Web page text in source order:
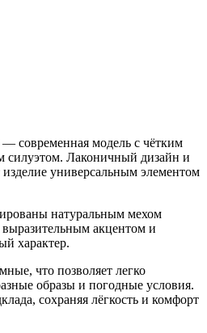
современная модель с чётким
силуэтом. Лаконичный дизайн и
универсальным элементом
натуральным мехом
акцентом и
характер.
что позволяет легко
образы и погодные условия.
сохраняя лёгкость и комфорт